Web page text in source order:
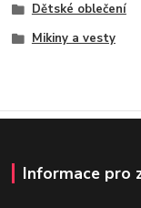
Dětské oblečení
Mikiny a vesty
Informace pro